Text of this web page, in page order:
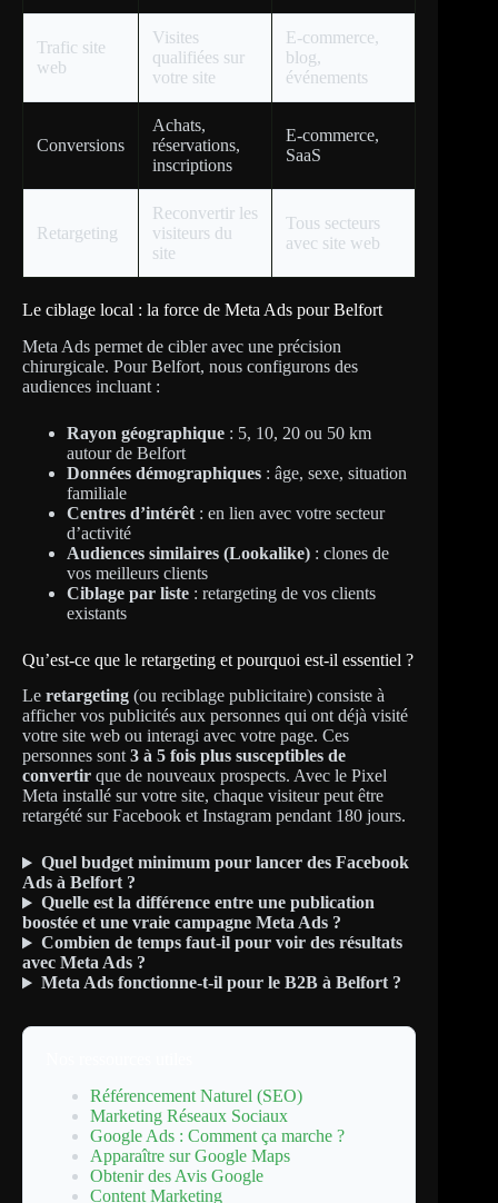
Trafic site
web
Visites
qualifiées sur
votre site
E-commerce,
blog,
événements
Conversions
Achats,
réservations,
inscriptions
E-commerce,
SaaS
Retargeting
Reconvertir les
visiteurs du
site
Tous secteurs
avec site web
Le ciblage local : la force de Meta Ads pour Belfort
Meta Ads permet de cibler avec une précision
chirurgicale. Pour Belfort, nous configurons des
audiences incluant :
Rayon géographique : 5, 10, 20 ou 50 km
autour de Belfort
Données démographiques : âge, sexe, situation
familiale
Centres d’intérêt : en lien avec votre secteur
d’activité
Audiences similaires (Lookalike) : clones de
vos meilleurs clients
Ciblage par liste : retargeting de vos clients
existants
Qu’est-ce que le retargeting et pourquoi est-il essentiel ?
Le retargeting (ou reciblage publicitaire) consiste à
afficher vos publicités aux personnes qui ont déjà visité
votre site web ou interagi avec votre page. Ces
personnes sont 3 à 5 fois plus susceptibles de
convertir que de nouveaux prospects. Avec le Pixel
Meta installé sur votre site, chaque visiteur peut être
retargété sur Facebook et Instagram pendant 180 jours.
Quel budget minimum pour lancer des Facebook
Ads à Belfort ?
Quelle est la différence entre une publication
boostée et une vraie campagne Meta Ads ?
Combien de temps faut-il pour voir des résultats
avec Meta Ads ?
Meta Ads fonctionne-t-il pour le B2B à Belfort ?
Référencement Naturel (SEO)
Marketing Réseaux Sociaux
Google Ads : Comment ça marche ?
Apparaître sur Google Maps
Obtenir des Avis Google
Content Marketing